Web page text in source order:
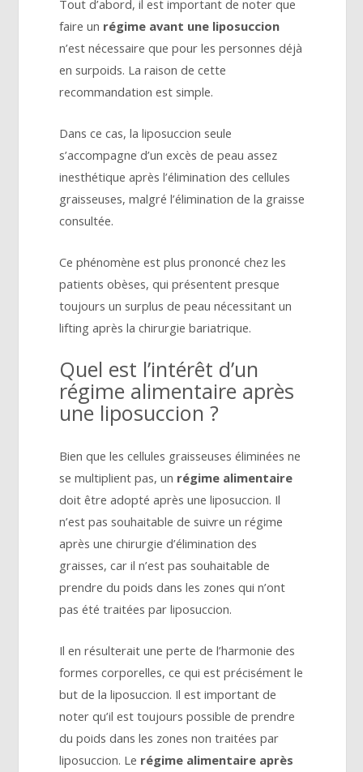
Tout d’abord, il est important de noter que
faire un régime avant une liposuccion
n’est nécessaire que pour les personnes déjà
en surpoids. La raison de cette
recommandation est simple.
Dans ce cas, la liposuccion seule
s’accompagne d’un excès de peau assez
inesthétique après l’élimination des cellules
graisseuses, malgré l’élimination de la graisse
consultée.
Ce phénomène est plus prononcé chez les
patients obèses, qui présentent presque
toujours un surplus de peau nécessitant un
lifting après la chirurgie bariatrique.
Quel est l’intérêt d’un
régime alimentaire après
une liposuccion ?
Bien que les cellules graisseuses éliminées ne
se multiplient pas, un régime alimentaire
doit être adopté après une liposuccion. Il
n’est pas souhaitable de suivre un régime
après une chirurgie d’élimination des
graisses, car il n’est pas souhaitable de
prendre du poids dans les zones qui n’ont
pas été traitées par liposuccion.
Il en résulterait une perte de l’harmonie des
formes corporelles, ce qui est précisément le
but de la liposuccion. Il est important de
noter qu’il est toujours possible de prendre
du poids dans les zones non traitées par
liposuccion. Le régime alimentaire après